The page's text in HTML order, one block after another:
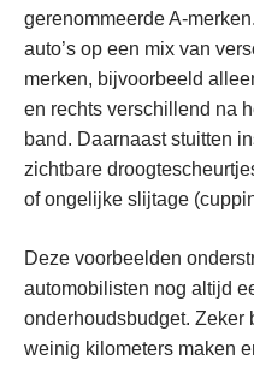
gerenommeerde A-
auto’s op een mix van
merken, bijvoorbeeld
en rechts verschillend na
band. Daarnaast stuitten
zichtbare
of ongelijke slijtage
Deze voorbeelden
automobilisten nog altijd
onderhoudsbudget. Zeker
weinig kilometers maken